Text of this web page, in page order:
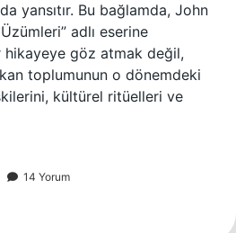
yansıtır. Bu bağlamda, John
adlı eserine
hikayeye göz atmak değil,
toplumunun o dönemdeki
kültürel ritüelleri ve
14 Yorum